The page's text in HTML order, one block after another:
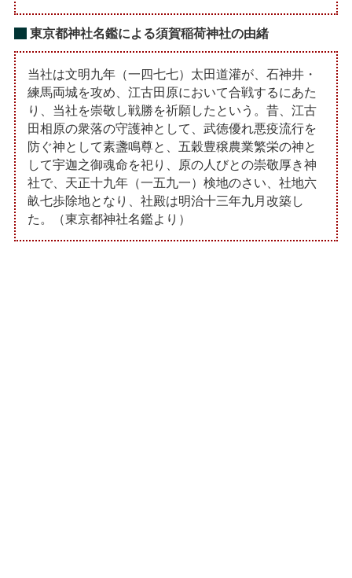
東京都神社名鑑による須賀稲荷神社の由緒
当社は文明九年（一四七七）太田道灌が、石神井・
練馬両城を攻め、江古田原において合戦するにあた
り、当社を崇敬し戦勝を祈願したという。昔、江古
田相原の衆落の守護神として、武徳優れ悪疫流行を
防ぐ神として素盞鳴尊と、五穀豊穣農業繁栄の神と
して宇迦之御魂命を祀り、原の人びとの崇敬厚き神
社で、天正十九年（一五九一）検地のさい、社地六
畝七歩除地となり、社殿は明治十三年九月改築し
た。（東京都神社名鑑より）